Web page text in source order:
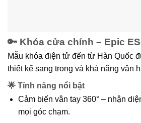
🔑 Khóa cửa chính – Epic
Mẫu khóa điện tử đến từ Hàn Quốc
thiết kế sang trọng và khả năng vận
🌟 Tính năng nổi bật
Cảm biến vân tay 360°– nhận
mọi góc chạm.